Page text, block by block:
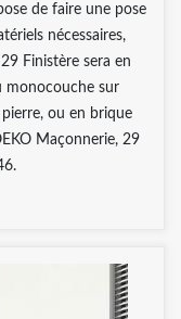
de faire une pose
nécessaires,
Finistère sera en
monocouche sur
ou en brique
Maçonnerie, 29